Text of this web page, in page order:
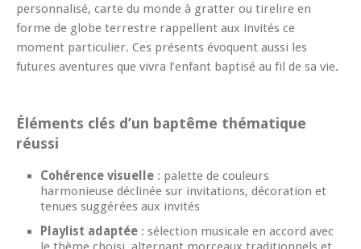
personnalisé, carte du monde à gratter ou tirelire en
forme de globe terrestre rappellent aux invités ce
moment particulier. Ces présents évoquent aussi les
futures aventures que vivra l’enfant baptisé au fil de sa vie.
Éléments clés d’un baptême thématique
réussi
Cohérence visuelle : palette de couleurs
harmonieuse déclinée sur invitations, décoration et
tenues suggérées aux invités
Playlist adaptée : sélection musicale en accord avec